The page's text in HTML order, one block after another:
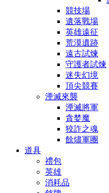
競技場
遺落戰場
英雄遠征
荒漠遺跡
遠古試煉
守護者試煉
迷失幻境
頂尖競賽
湮滅來襲
湮滅將軍
貪婪魔
狡詐之魂
餘燼軍團
道具
禮包
英雄
消耗品